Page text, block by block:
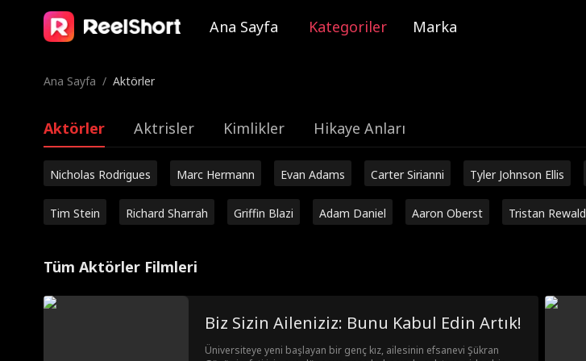
Ana Sayfa Kategoriler Marka
Ana Sayfa / Aktörler
Aktörler Aktrisler Kimlikler Hikaye Anları
Nicholas Rodrigues Marc Hermann Evan Adams Carter Sirianni Tyler Johnson Ellis
Tim Stein Richard Sharrah Griffin Blazi Adam Daniel Aaron Oberst Tristan Rewald
Tüm Aktörler Filmleri
Biz Sizin Aileniziz: Bunu Kabul Edin Artık!
Üniversiteye yeni başlayan bir genç kız, ailesinin efsanevi Şükran